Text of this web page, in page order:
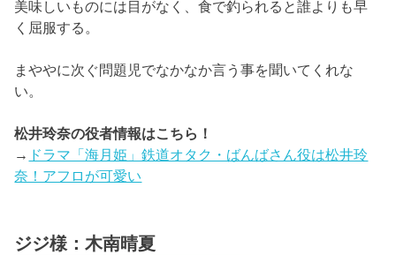
美味しいものには目がなく、食で釣られると誰よりも早
く屈服する。
まややに次ぐ問題児でなかなか言う事を聞いてくれな
い。
松井玲奈の役者情報はこちら！
→ ドラマ「海月姫」鉄道オタク・ばんばさん役は松井玲
奈！アフロが可愛い
ジジ様：木南晴夏